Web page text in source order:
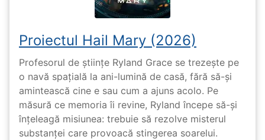
Proiectul Hail Mary (2026)
Profesorul de științe Ryland Grace se trezește pe
o navă spațială la ani-lumină de casă, fără să-și
amintească cine e sau cum a ajuns acolo. Pe
măsură ce memoria îi revine, Ryland începe să-și
înțeleagă misiunea: trebuie să rezolve misterul
substanței care provoacă stingerea soarelui.